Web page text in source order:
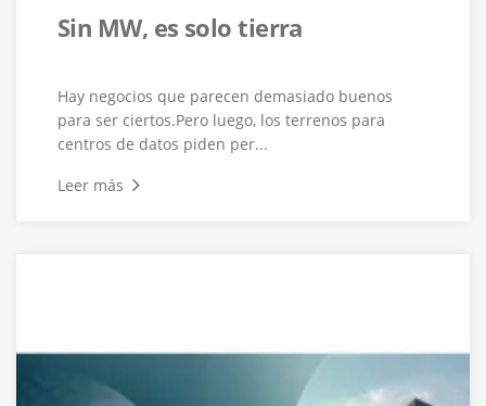
Sin MW, es solo tierra
Hay negocios que parecen demasiado buenos
para ser ciertos.Pero luego, los terrenos para
centros de datos piden per...
Leer más